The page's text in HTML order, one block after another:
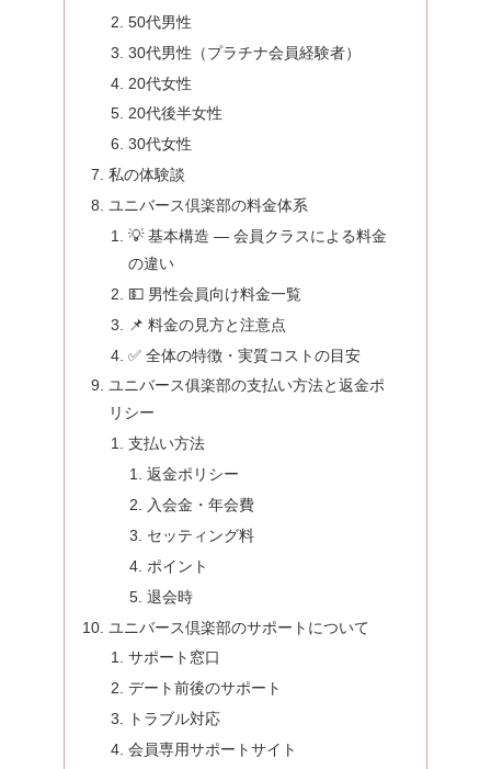
50代男性
30代男性（プラチナ会員経験者）
20代女性
20代後半女性
30代女性
私の体験談
ユニバース倶楽部の料金体系
💡 基本構造 — 会員クラスによる料金
の違い
💵 男性会員向け料金一覧
📌 料金の見方と注意点
✅ 全体の特徴・実質コストの目安
ユニバース俱楽部の支払い方法と返金ポ
リシー
支払い方法
返金ポリシー
入会金・年会費
セッティング料
ポイント
退会時
ユニバース倶楽部のサポートについて
サポート窓口
デート前後のサポート
トラブル対応
会員専用サポートサイト